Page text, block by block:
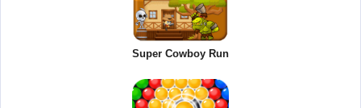
Super Cowboy Run